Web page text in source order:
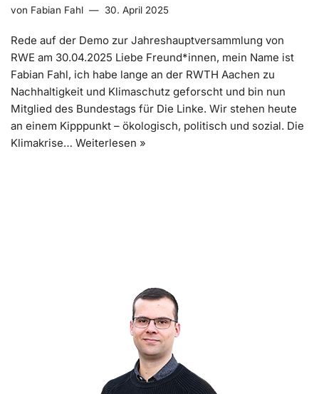
von Fabian Fahl 30. April 2025
Rede auf der Demo zur Jahreshauptversammlung von
RWE am 30.04.2025 Liebe Freund*innen, mein Name ist
Fabian Fahl, ich habe lange an der RWTH Aachen zu
Nachhaltigkeit und Klimaschutz geforscht und bin nun
Mitglied des Bundestags für Die Linke. Wir stehen heute
an einem Kipppunkt – ökologisch, politisch und sozial. Die
Klimakrise… Weiterlesen »